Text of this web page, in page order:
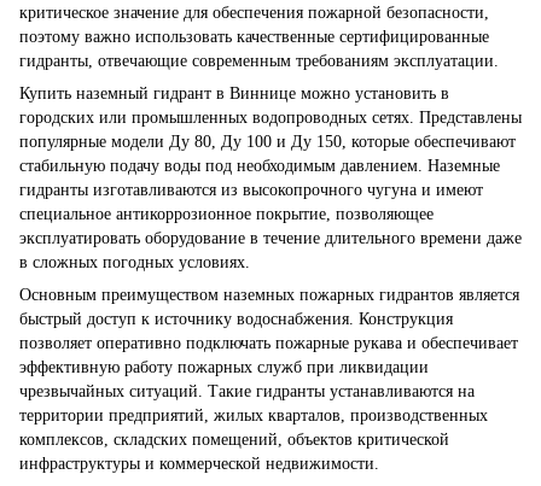
критическое значение для обеспечения пожарной безопасности,
поэтому важно использовать качественные сертифицированные
гидранты, отвечающие современным требованиям эксплуатации.
Купить наземный гидрант в Виннице можно установить в
городских или промышленных водопроводных сетях. Представлены
популярные модели Ду 80, Ду 100 и Ду 150, которые обеспечивают
стабильную подачу воды под необходимым давлением. Наземные
гидранты изготавливаются из высокопрочного чугуна и имеют
специальное антикоррозионное покрытие, позволяющее
эксплуатировать оборудование в течение длительного времени даже
в сложных погодных условиях.
Основным преимуществом наземных пожарных гидрантов является
быстрый доступ к источнику водоснабжения. Конструкция
позволяет оперативно подключать пожарные рукава и обеспечивает
эффективную работу пожарных служб при ликвидации
чрезвычайных ситуаций. Такие гидранты устанавливаются на
территории предприятий, жилых кварталов, производственных
комплексов, складских помещений, объектов критической
инфраструктуры и коммерческой недвижимости.